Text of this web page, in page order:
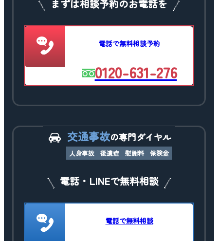
まずは相談予約のお電話を
電話で無料相談予約
0120-631-276
交通事故の専門ダイヤル
人身事故 後遺症 慰謝料 保険金
電話・LINEで無料相談
電話で無料相談